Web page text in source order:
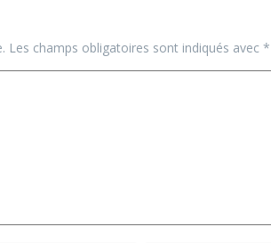
Les champs obligatoires sont indiqués avec *